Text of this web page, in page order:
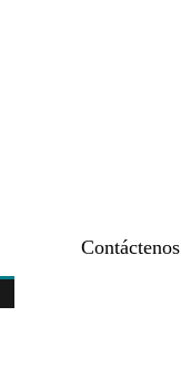
Contáctenos